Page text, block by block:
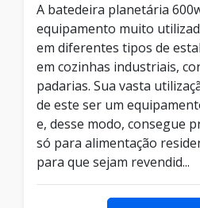
A batedeira planetária
equipamento muito
em diferentes tipos de
em cozinhas industriais,
padarias. Sua vasta
de este ser um
e, desse modo, consegue
só para alimentação
para que sejam revendid...